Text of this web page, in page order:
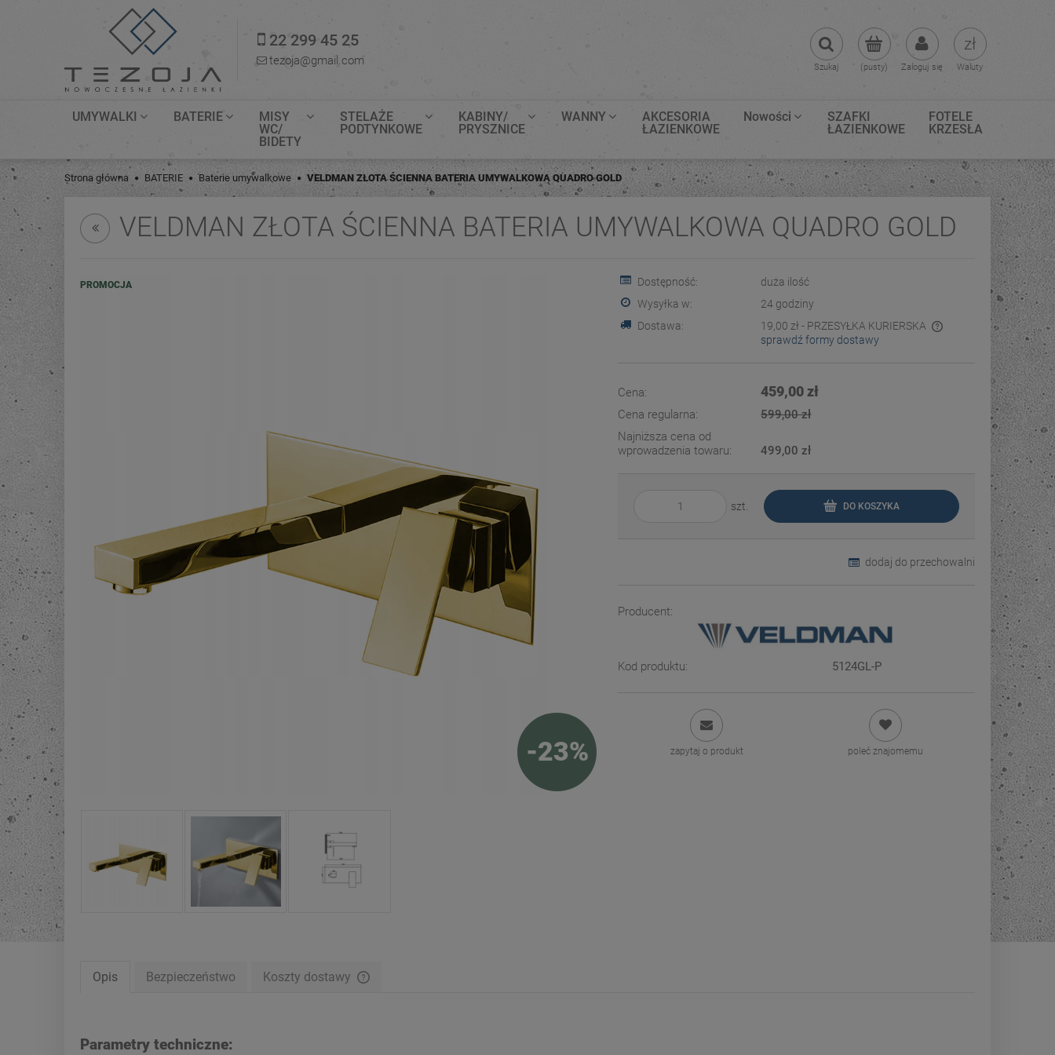
22 299 45 25
tezoja@gmail.com (pusty) Zaloguj się
Szukaj Waluty
UMYWALKI BATERIE
MISY
WC/
BIDETY
STELAŻE
PODTYNKOWE
KABINY/
PRYSZNICE
WANNY
AKCESORIA
ŁAZIENKOWE
Nowości
SZAFKI
ŁAZIENKOWE
FOTELE
KRZESŁA
Strona główna BATERIE Baterie umywalkowe VELDMAN ZŁOTA ŚCIENNA BATERIA UMYWALKOWA QUADRO GOLD
VELDMAN ZŁOTA ŚCIENNA BATERIA UMYWALKOWA QUADRO GOLD
PROMOCJA
-23%
Dostępność:
duża ilość
Wysyłka w:
24 godziny
Dostawa:
19,00 zł - PRZESYŁKA KURIERSKA
sprawdź formy dostawy
Cena: 459,00 zł
Cena regularna:
599,00 zł
Najniższa cena od
wprowadzenia towaru:
499,00 zł
szt. DO KOSZYKA
dodaj do przechowalni
Producent:
Kod produktu: 5124GL-P
zapytaj o produkt poleć znajomemu
Opis Bezpieczeństwo Koszty dostawy
Parametry techniczne: